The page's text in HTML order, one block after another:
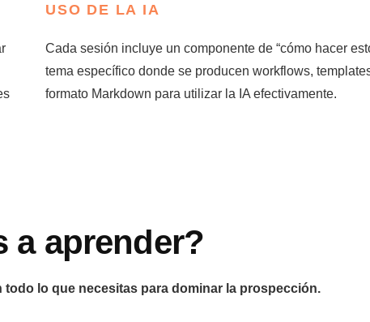
USO DE LA IA
Cada sesión incluye un componente de “cómo hacer
tema específico donde se producen workflows,
formato Markdown para utilizar la IA efectivamente.
a aprender?
lo que necesitas para dominar la prospección.